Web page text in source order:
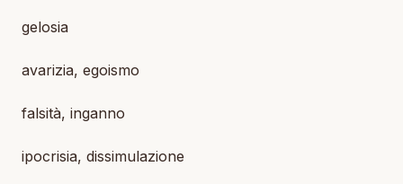
gelosia
avarizia, egoismo
falsità, inganno
ipocrisia, dissimulazione